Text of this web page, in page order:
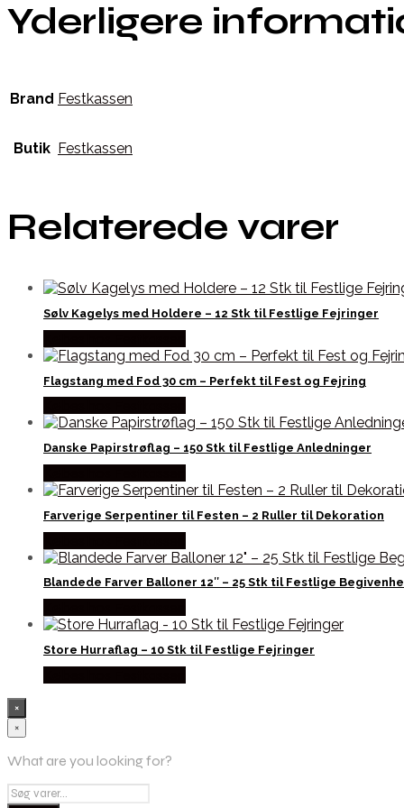
Yderligere
Brand Festkassen
Butik Festkassen
Relaterede varer
Sølv Kagelys med Holdere – 12 Stk til Festlige Fejringer
Flagstang med Fod 30 cm – Perfekt til Fest og Fejring
Danske Papirstrøflag – 150 Stk til Festlige Anledninger
Farverige Serpentiner til Festen – 2 Ruller til Dekoration
Blandede Farver Balloner 12″ – 25 Stk til Festlige
Store Hurraflag – 10 Stk til Festlige Fejringer
×
×
What are you looking for?